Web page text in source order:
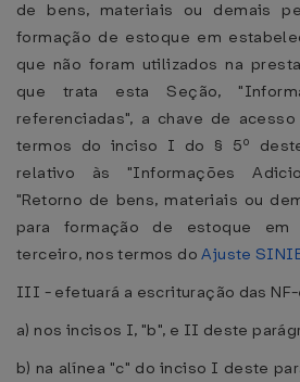
de bens, materiais ou demais
formação de estoque em
que não foram utilizados na
que trata esta Seção,
referenciadas", a chave de
termos do inciso I do § 5º
relativo às "Informações
"Retorno de bens, materiais ou
para formação de estoque em
terceiro, nos termos doAjuste
III - efetuará a escrituração das
a) nos incisos I, "b", e II deste
b) na alínea "c" do inciso I deste